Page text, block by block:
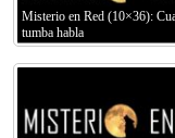
Misterio en Red (10×36):
tumba habla